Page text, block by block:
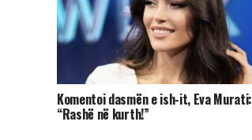
Komentoi dasmën e ish-it, Eva Murati:
“Rashë në kurth!”